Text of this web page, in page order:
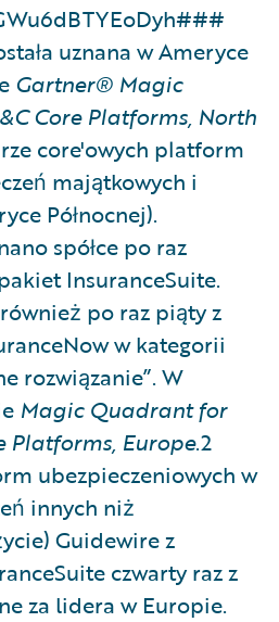
uznana w Ameryce
Gartner® Magic
Core Platforms, North
core'owych platform
majątkowych i
Północnej).
spółce po raz
InsuranceSuite.
po raz piąty z
w kategorii
rozwiązanie”. W
Magic Quadrant for
Platforms, Europe.2
ubezpieczeniowych w
innych niż
Guidewire z
czwarty raz z
za lidera w Europie.